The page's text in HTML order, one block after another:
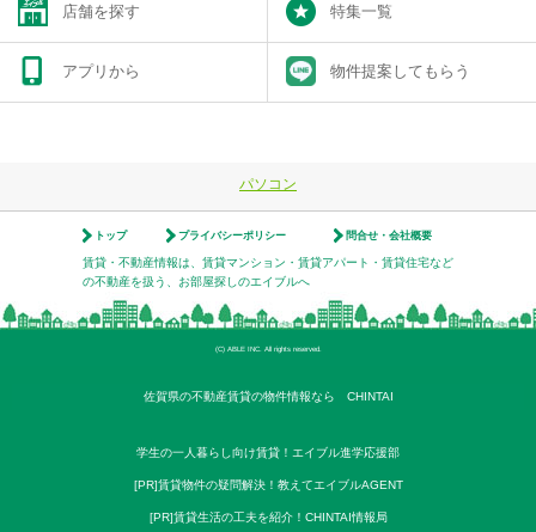
店舗を探す 特集一覧
アプリから 物件提案してもらう
パソコン
トップ プライバシーポリシー 問合せ・会社概要
賃貸・不動産情報は、賃貸マンション・賃貸アパート・賃貸住宅など
の不動産を扱う、お部屋探しのエイブルへ
(C) ABLE INC. All rights reserved.
佐賀県の不動産賃貸の物件情報なら CHINTAI
学生の一人暮らし向け賃貸！エイブル進学応援部
[PR]賃貸物件の疑問解決！教えてエイブルAGENT
[PR]賃貸生活の工夫を紹介！CHINTAI情報局